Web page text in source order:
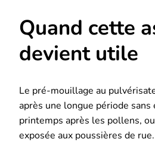
Quand cette
devient utile
Le pré-mouillage au
après une longue période sans
printemps après les pollens,
exposée aux poussières de